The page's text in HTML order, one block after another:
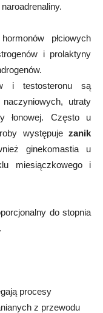
płciowych
i prolaktyny
i testosteronu są
utraty
łonowej. Często u
występuje zanik
ginekomastia u
miesiączkowego i
do stopnia
procesy
z przewodu